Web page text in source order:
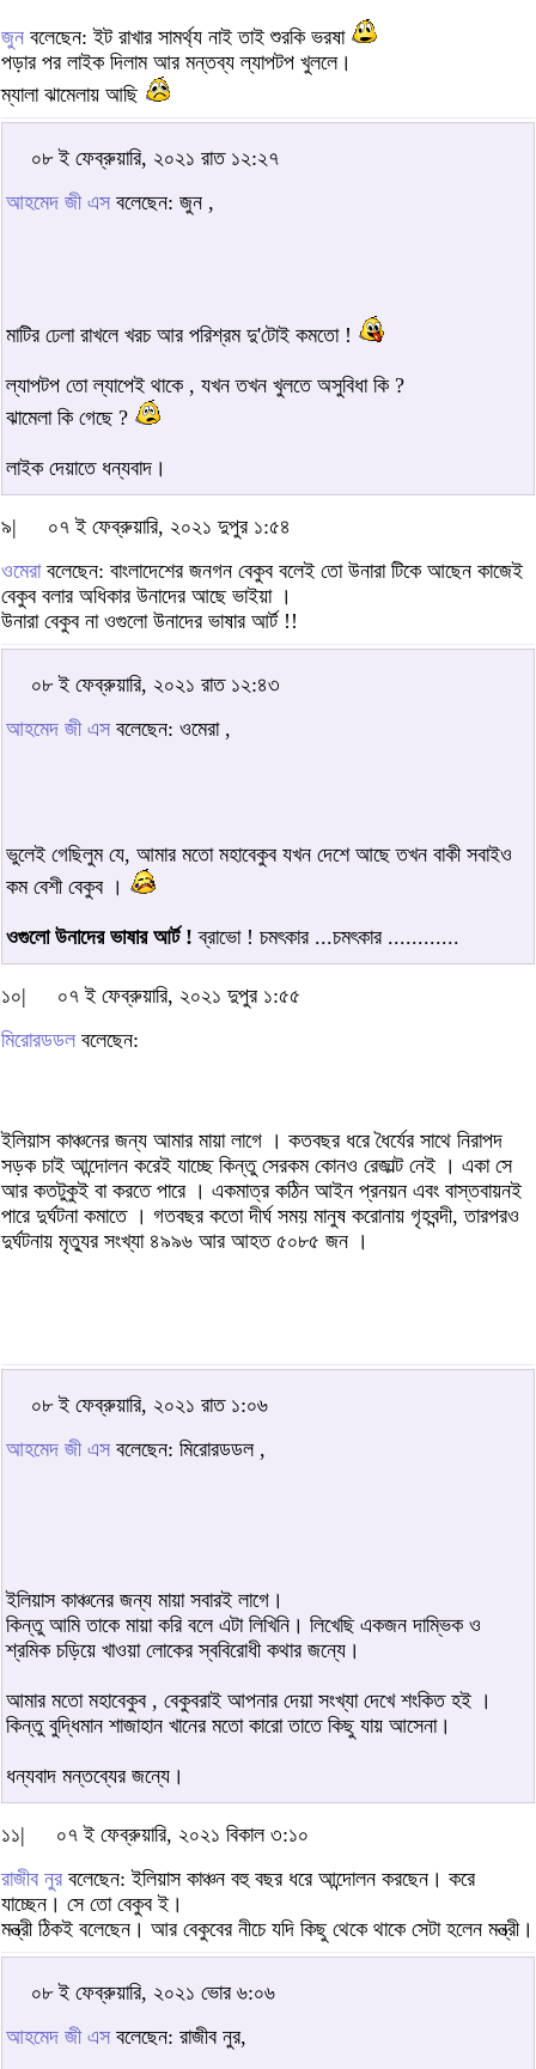
জুন বলেছেন: ইট রাখার সামর্থ্য নাই তাই শুরকি ভরষা
পড়ার পর লাইক দিলাম আর মন্তব্য ল্যাপটপ খুললে।
ম্যালা ঝামেলায় আছি
০৮ ই ফেব্রুয়ারি, ২০২১ রাত ১২:২৭
আহমেদ জী এস বলেছেন: জুন ,
মাটির ঢেলা রাখলে খরচ আর পরিশ্রম দু'টোই কমতো !
ল্যাপটপ তো ল্যাপেই থাকে , যখন তখন খুলতে অসুবিধা কি ?
ঝামেলা কি গেছে ?
লাইক দেয়াতে ধন্যবাদ।
৯|
০৭ ই ফেব্রুয়ারি, ২০২১ দুপুর ১:৫৪
ওমেরাবলেছেন: বাংলাদেশের জনগন বেকুব বলেই তো উনারা টিকে আছেন কাজেই
বেকুব বলার অধিকার উনাদের আছে ভাইয়া ।
উনারা বেকুব না ওগুলো উনাদের ভাষার আর্ট !!
০৮ ই ফেব্রুয়ারি, ২০২১ রাত ১২:৪৩
আহমেদ জী এস বলেছেন: ওমেরা ,
ভুলেই গেছিলুম যে, আমার মতো মহাবেকুব যখন দেশে আছে তখন বাকী সবাইও
কম বেশী বেকুব ।
ওগুলো উনাদের ভাষার আর্ট !ব্রাভো ! চমৎকার ...চমৎকার ............
১০|
০৭ ই ফেব্রুয়ারি, ২০২১ দুপুর ১:৫৫
মিরোরডডল বলেছেন:
ইলিয়াস কাঞ্চনের জন্য আমার মায়া লাগে । কতবছর ধরে ধৈর্যের সাথে নিরাপদ
সড়ক চাই আন্দোলন করেই যাচ্ছে কিন্তু সেরকম কোনও রেজাল্ট নেই । একা সে
আর কতটুকুই বা করতে পারে । একমাত্র কঠিন আইন প্রনয়ন এবং বাস্তবায়নই
পারে দুর্ঘটনা কমাতে । গতবছর কতো দীর্ঘ সময় মানুষ করোনায় গৃহবন্দী, তারপরও
দুর্ঘটনায় মৃত্যুর সংখ্যা ৪৯৯৬ আর আহত ৫০৮৫ জন ।
০৮ ই ফেব্রুয়ারি, ২০২১ রাত ১:০৬
আহমেদ জী এস বলেছেন: মিরোরডডল ,
ইলিয়াস কাঞ্চনের জন্য মায়া সবারই লাগে।
কিন্তু আমি তাকে মায়া করি বলে এটা লিখিনি। লিখেছি একজন দাম্ভিক ও
শ্রমিক চড়িয়ে খাওয়া লোকের স্ববিরোধী কথার জন্যে।
আমার মতো মহাবেকুব , বেকুবরাই আপনার দেয়া সংখ্যা দেখে শংকিত হই ।
কিন্তু বুদ্ধিমান শাজাহান খানের মতো কারো তাতে কিছু যায় আসেনা।
ধন্যবাদ মন্তব্যের জন্যে।
১১|
০৭ ই ফেব্রুয়ারি, ২০২১ বিকাল ৩:১০
রাজীব নুর বলেছেন: ইলিয়াস কাঞ্চন বহু বছর ধরে আন্দোলন করছেন। করে
যাচ্ছেন। সে তো বেকুব ই।
মন্ত্রী ঠিকই বলেছেন। আর বেকুবের নীচে যদি কিছু থেকে থাকে সেটা হলেন মন্ত্রী।
০৮ ই ফেব্রুয়ারি, ২০২১ ভোর ৬:০৬
আহমেদ জী এস বলেছেন: রাজীব নুর,